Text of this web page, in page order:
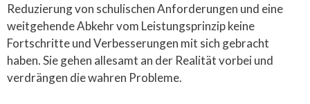
Reduzierung von schulischen Anforderungen und eine
weitgehende Abkehr vom Leistungsprinzip keine
Fortschritte und Verbesserungen mit sich gebracht
haben. Sie gehen allesamt an der Realität vorbei und
verdrängen die wahren Probleme.